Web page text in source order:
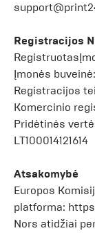
Registracijos
Įmonės
Registracijos
Komercinio
Pridėtinės
LT100014121614
Atsakomybė
Europos
platforma:
Nors atidžiai